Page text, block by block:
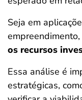
Seja em
os recursos
Essa análise é
estratégicas,